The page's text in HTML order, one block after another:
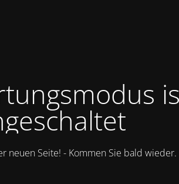
neuen Seite! - Kommen Sie bald wieder.